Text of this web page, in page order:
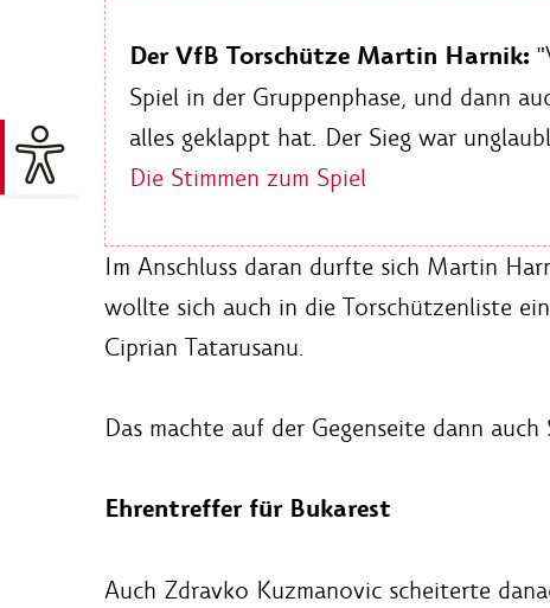
Der VfB Torschütze Martin Harnik:
Spiel in der Gruppenphase, und dann
alles geklappt hat. Der Sieg war
Die Stimmen zum Spiel
Im Anschluss daran durfte sich Martin
wollte sich auch in die Torschützenliste
Ciprian Tatarusanu.
Das machte auf der Gegenseite dann
Ehrentreffer für Bukarest
Auch Zdravko Kuzmanovic scheiterte